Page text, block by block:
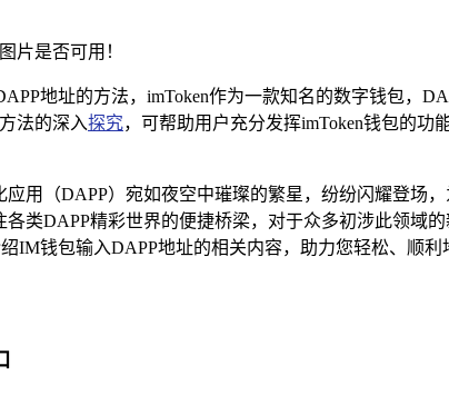
片是否可用！
地址的方法，imToken作为一款知名的数字钱包，
法的深入探究，可帮助用户充分发挥imToken钱包的
用（DAPP）宛如夜空中璀璨的繁星，纷纷闪耀登场
类DAPP精彩世界的便捷桥梁，对于众多初涉此领域
IM钱包输入DAPP地址的相关内容，助力您轻松、顺利